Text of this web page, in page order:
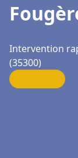
Intervention
(35300)